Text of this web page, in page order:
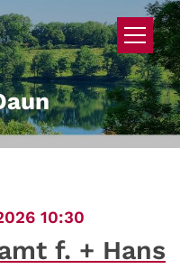
10:30
f. + Hans